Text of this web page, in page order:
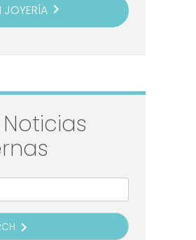
JOYERÍAnavigate_next
navigate_next